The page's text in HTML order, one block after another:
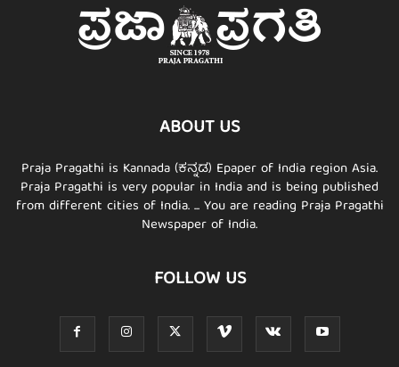
ABOUT US
Praja Pragathi is Kannada (ಕನ್ನಡ) Epaper of India region Asia.
Praja Pragathi is very popular in India and is being published
from different cities of India. ... You are reading Praja Pragathi
Newspaper of India.
FOLLOW US